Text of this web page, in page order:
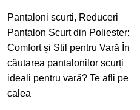
Pantaloni scurti, Reduceri
Pantalon Scurt din Poliester:
Comfort și Stil pentru Vară În
căutarea pantalonilor scurți
ideali pentru vară? Te afli pe
calea